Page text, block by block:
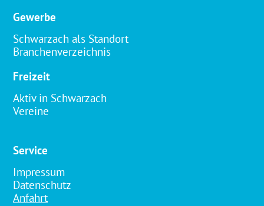
Gewerbe
Schwarzach als Standort
Branchenverzeichnis
Freizeit
Aktiv in Schwarzach
Vereine
Service
Impressum
Datenschutz
Anfahrt